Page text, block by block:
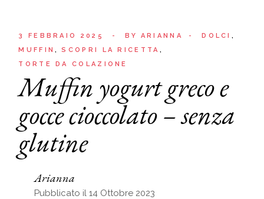
3 FEBBRAIO 2025 BY ARIANNA
DOLCI
MUFFIN
SCOPRI LA RICETTA
TORTE DA COLAZIONE
Muffin yogurt greco e
gocce cioccolato – senza
glutine
Arianna
Pubblicato il 14 Ottobre 2023